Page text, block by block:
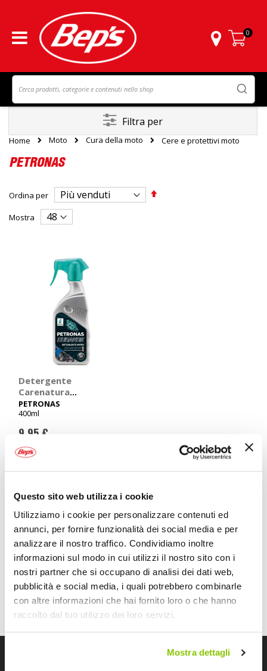
Questo sito web utilizza i cookie
Utilizziamo i cookie per personalizzare contenuti ed
annunci, per fornire funzionalità dei social media e per
analizzare il nostro traffico. Condividiamo inoltre
informazioni sul modo in cui utilizzi il nostro sito con i
nostri partner che si occupano di analisi dei dati web,
pubblicità e social media, i quali potrebbero combinarle
con altre informazioni che hai fornito loro o che hanno
raccolto dal tuo utilizzo dei loro servizi.
Mostra dettagli
Carrello
0
Home Moto Cura della moto Cere e protettivi moto
PETRONAS
Ordina per
Imposta
Mostra
Detergente
Carenatura
Detergente
carenatura
PETRONAS
PETRONAS
400ml
9,95 €
CONSEGNA IN
48H
e coccolata? Nel catalogo cere e protettivi per moto
abbiamo selezionato le migliori marche e prodotti per la cura
della tua moto: daidetergenti per la carenaturaalle
multifunzionefino a passare aikit multifunzione polish.
Prenditicuradella tua motoe scegli i prodotti del catalogo
Bep’s!
Filtra per